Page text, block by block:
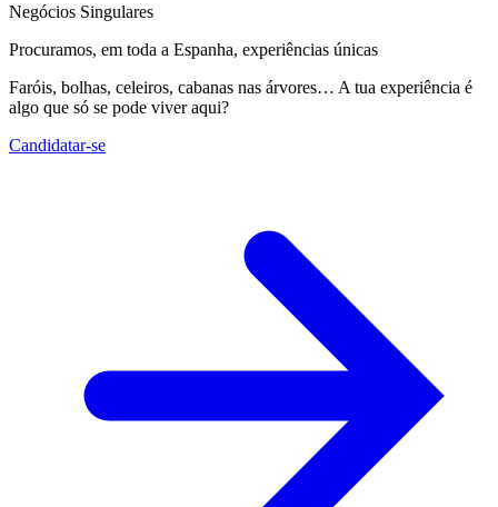
Negócios Singulares
Procuramos, em toda a Espanha, experiências únicas
Faróis, bolhas, celeiros, cabanas nas árvores… A tua experiência é
algo que só se pode viver aqui?
Candidatar-se